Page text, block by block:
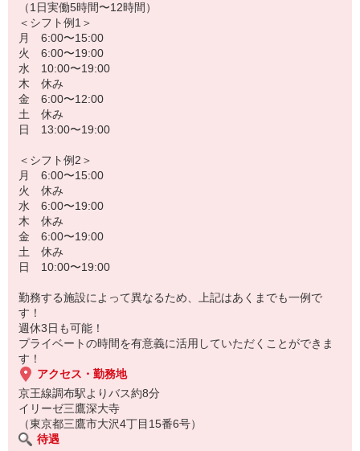
（1日実働5時間〜12時間）
＜シフト例1＞
月 6:00〜15:00
火 6:00〜19:00
水 10:00〜19:00
木 休み
金 6:00〜12:00
土 休み
日 13:00〜19:00
＜シフト例2＞
月 6:00〜15:00
火 休み
水 6:00〜19:00
木 休み
金 6:00〜19:00
土 休み
日 10:00〜19:00
勤務する施設によって異なるため、上記はあくまでも一例で
す！
週休3日も可能！
プライベートの時間を有意義に活用していただくことができま
す！
アクセス・勤務地
京王線調布駅よりバス約8分
イリーゼ三鷹深大寺
（東京都三鷹市大沢4丁目15番6号）
待遇